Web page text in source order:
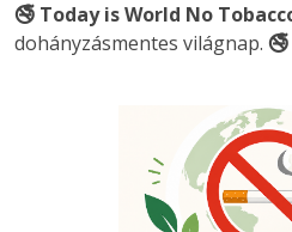
🚭 Today is World No
dohányzásmentes világnap. 🚭